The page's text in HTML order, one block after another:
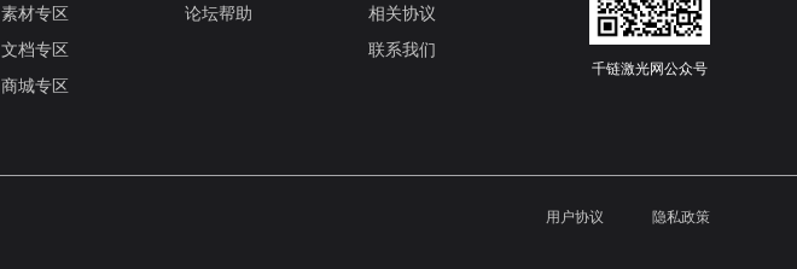
素材专区
文档专区
商城专区
论坛帮助
相关协议
联系我们
千链激光网公众号
用户协议 隐私政策